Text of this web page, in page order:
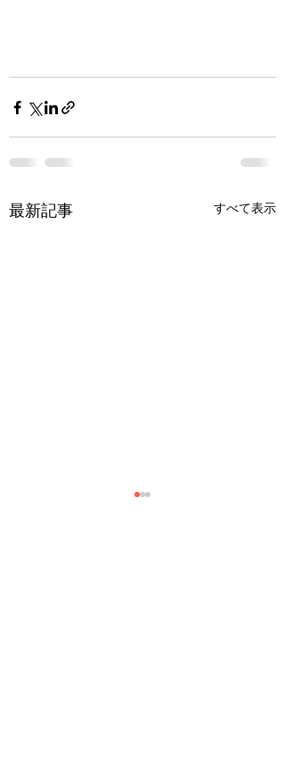
最新記事 すべて表示